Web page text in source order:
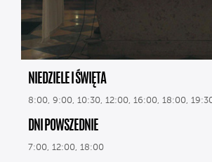
NIEDZIELE I ŚWIĘTA
8:00, 9:00, 10:30, 12:00, 16:00, 18:00,
DNI POWSZEDNIE
7:00, 12:00, 18:00